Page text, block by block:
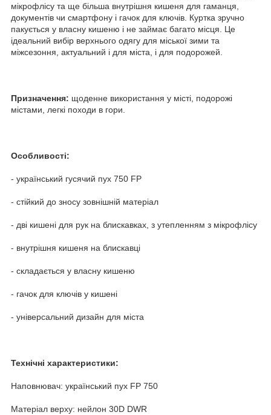
мікрофлісу та ще більша внутрішня кишеня для гаманця,
документів чи смартфону і гачок для ключів. Куртка зручно
пакується у власну кишеню і не займає багато місця. Це
ідеальний вибір верхнього одягу для міської зими та
міжсезоння, актуальний і для міста, і для подорожей.
Призначення: щоденне використання у місті, подорожі
містами, легкі походи в гори.
Особливості:
- український гусячий пух 750 FP
- стійкий до зносу зовнішній матеріал
- дві кишені для рук на блискавках, з утепленням з мікрофлісу
- внутрішня кишеня на блискавці
- складається у власну кишеню
- гачок для ключів у кишені
- універсальний дизайн для міста
Технічні характеристики:
Наповнювач: український пух FP 750
Матеріал верху: нейлон 30D DWR